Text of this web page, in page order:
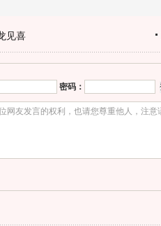
见喜
密码：